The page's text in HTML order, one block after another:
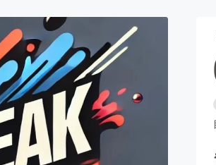
舞台・パフォ
ービス開発
出版
ビューティー